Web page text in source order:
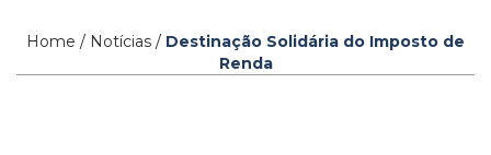
Home / Notícias / Destinação Solidária do Imposto de
Renda